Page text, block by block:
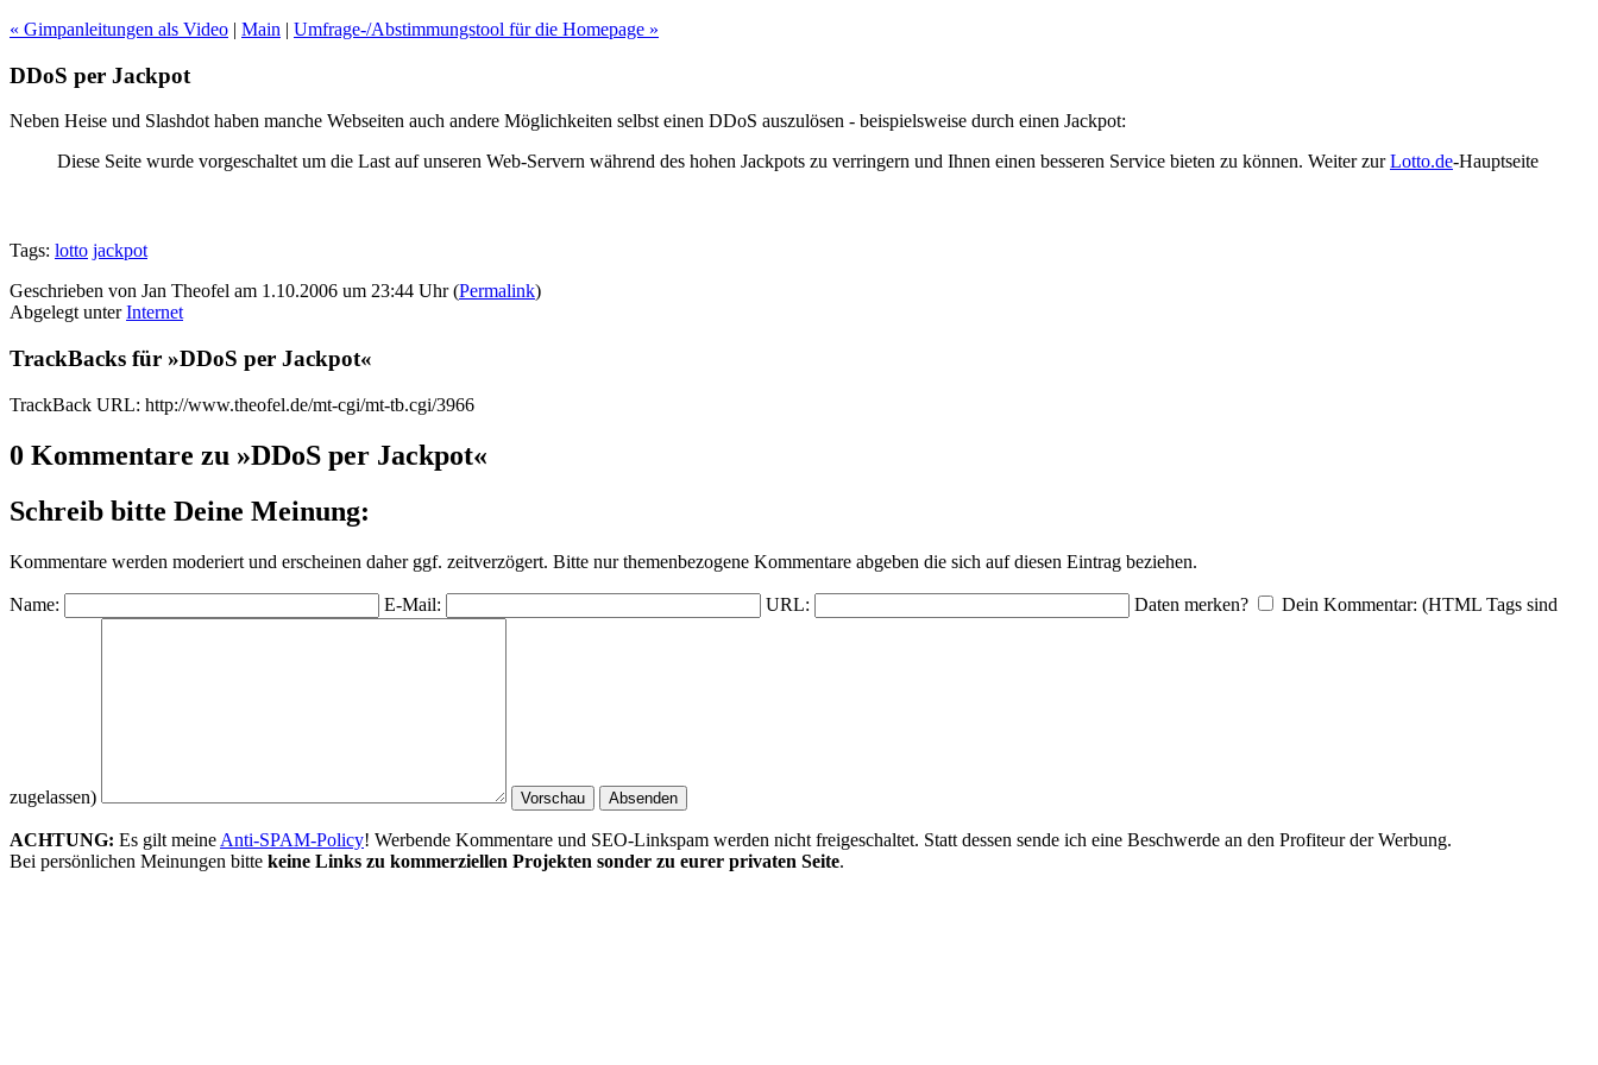
« Gimpanleitungen als Video | Main | Umfrage-/Abstimmungstool für die Homepage »
DDoS per Jackpot
Neben Heise und Slashdot haben manche Webseiten auch andere Möglichkeiten selbst einen DDoS auszulösen - beispielsweise durch einen Jackpot:
Diese Seite wurde vorgeschaltet um die Last auf unseren Web-Servern während des hohen Jackpots zu verringern und Ihnen einen besseren Service bieten zu können. Weiter zurLotto.de-Hauptseite
Tags: lotto jackpot
Geschrieben von Jan Theofel am 1.10.2006 um 23:44 Uhr (Permalink)
Abgelegt unterInternet
TrackBacks für »DDoS per Jackpot«
TrackBack URL: http://www.theofel.de/mt-cgi/mt-tb.cgi/3966
0 Kommentare zu »DDoS per Jackpot«
Schreib bitte Deine Meinung:
Kommentare werden moderiert und erscheinen daher ggf. zeitverzögert. Bitte nur themenbezogene Kommentare abgeben die sich auf diesen Eintrag beziehen.
Name: E-Mail: URL: Daten merken? Dein Kommentar: (HTML Tags sind
zugelassen)
ACHTUNG: Es gilt meine Anti-SPAM-Policy! Werbende Kommentare und SEO-Linkspam werden nicht freigeschaltet. Statt dessen sende ich eine Beschwerde an den Profiteur der Werbung.
Bei persönlichen Meinungen bitte keine Links zu kommerziellen Projekten sonder zu eurer privaten Seite.